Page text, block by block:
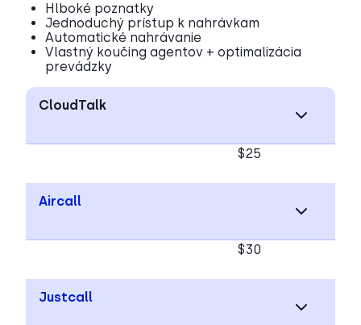
Hlboké poznatky
Jednoduchý prístup k nahrávkam
Automatické nahrávanie
Vlastný koučing agentov + optimalizácia
prevádzky
CloudTalk
$25
Aircall
$30
Justcall